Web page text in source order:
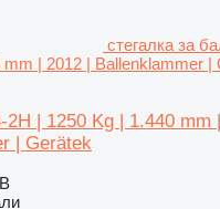
стегалка за
mm | 2012 | Ballenklammer |
2H | 1250 Kg | 1.440 mm
| Gerätek